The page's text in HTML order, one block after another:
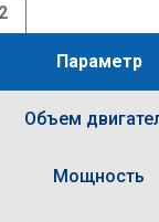
Параметр
Объем
Мощность